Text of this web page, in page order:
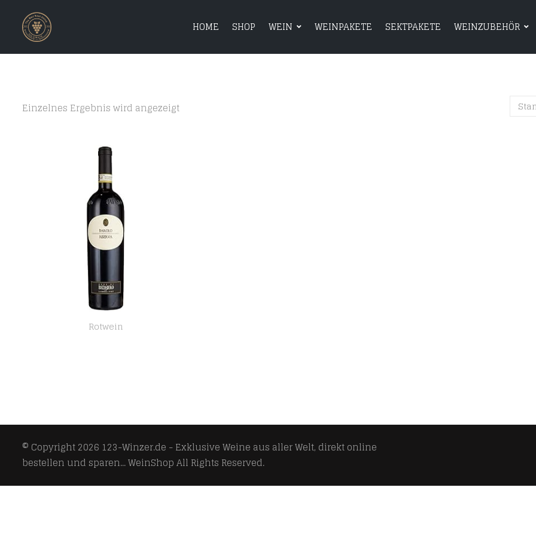
HOME SHOP WEIN WEINPAKETE SEKTPAKETE WEINZUBEHÖR
HOME SHOP WEIN WEINPAKETE
Einzelnes Ergebnis wird angezeigt
Rotwein
© Copyright 2026 123-Winzer.de - Exklusive Weine aus aller Welt, direkt online
bestellen und sparen... WeinShopAll Rights Reserved.